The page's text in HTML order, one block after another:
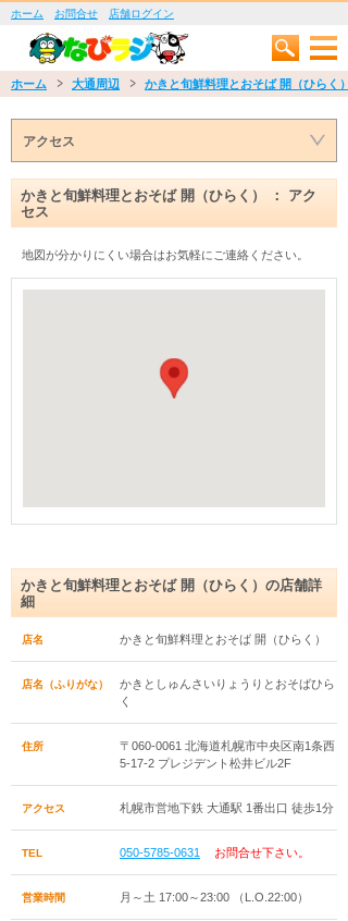
ホーム お問合せ 店舗ログイン
ホーム 大通周辺 かきと旬鮮料理とおそば 開（ひらく）
アクセス
かきと旬鮮料理とおそば 開（ひらく） ： アク
セス
地図が分かりにくい場合はお気軽にご連絡ください。
かきと旬鮮料理とおそば 開（ひらく）の店舗詳
細
店名 かきと旬鮮料理とおそば 開（ひらく）
店名（ふりがな）
かきとしゅんさいりょうりとおそばひら
く
住所
〒060-0061 北海道札幌市中央区南1条西
5-17-2 プレジデント松井ビル2F
アクセス 札幌市営地下鉄 大通駅 1番出口 徒歩1分
TEL 050-5785-0631 お問合せ下さい。
営業時間 月～土 17:00～23:00 （L.O.22:00）